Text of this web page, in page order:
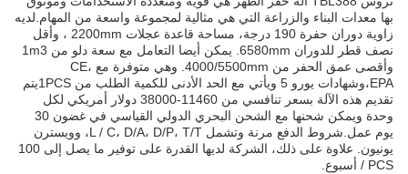
بها معدات البناء والزراعة التي هي مثالية لمجموعة واسعة من المهام.لديه
زاوية دوران حفرة 190 درجة، مساحة قاعدة عجلات 2200mm ، وأقل
نصف قطر للدوران 6580mm. يمكن أيضا التعامل مع سعة دلو من 1m3
وأقصى عمق الحفر من 4000/5500mm. وهي متوفرة مع CE،
EPA،وشهادات يورو 5 ويأتي مع الحد الأدنى للكمية الطلب من 1PCSيتم
تقديم هذه الآلة بسعر تنافسي من 11460-38000 دولار أمريكي لكل
وحدة ويمكن شحنها مع الشحن البحري الدولي القياسي في غضون 30
يوم عمل.شروط الدفع مرنة وتشمل L / C، D/A، D/P، T/T، وويسترن
يونيون. علاوة على ذلك، الشركة لديها القدرة على توفير ما يصل إلى 100
PCS / أسبوع.